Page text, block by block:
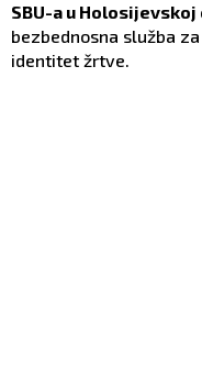
SBU-a u
bezbednosna služba
identitet žrtve.